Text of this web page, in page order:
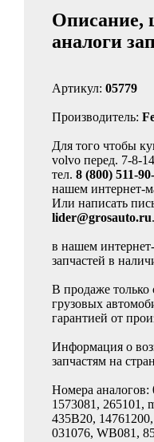
Описание,
аналоги
Артикул: 05779
Производитель:
Для того чтобы
volvo перед. 7-8-
тел. 8 (800) 511-
нашем интернет-
Или написать
lider@grosauto.ru.
в нашем
запчастей в
В продаже
грузовых
гарантией от
Информация о
запчастям на
Номера аналогов:
1573081, 265101,
435B20,
031076, WB081,